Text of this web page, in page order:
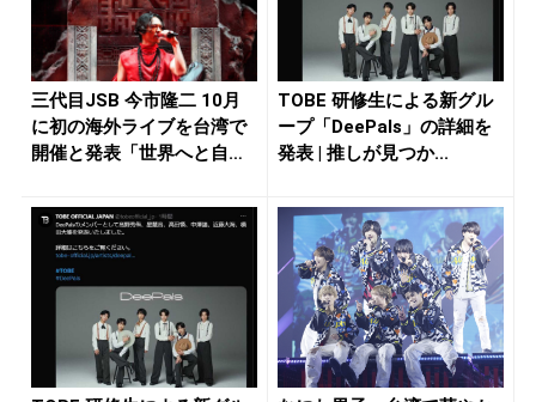
三代目JSB 今市隆二 10月
に初の海外ライブを台湾で
開催と発表「世界へと自分
TOBE 研修生による新グル
ープ「DeePals」の詳細を
発表 | 推しが見つか...